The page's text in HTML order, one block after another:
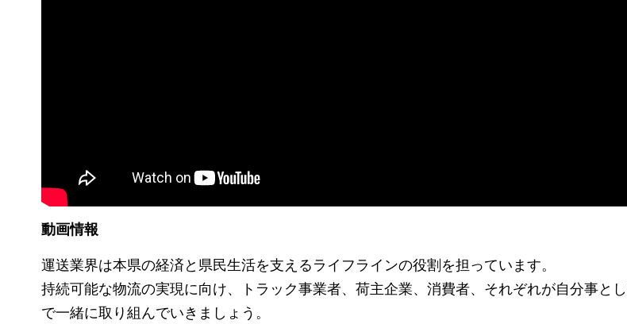
動画情報
運送業界は本県の経済と県民生活を支えるライフラインの役割を担っています。
持続可能な物流の実現に向け、トラック事業者、荷主企業、消費者、それぞれが自分事と
で一緒に取り組んでいきましょう。